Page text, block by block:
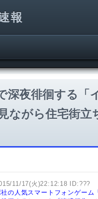
報
深夜徘徊する
がら住宅街立
11/17(火)22:12:18 ID:???
の人気スマートフォンゲー